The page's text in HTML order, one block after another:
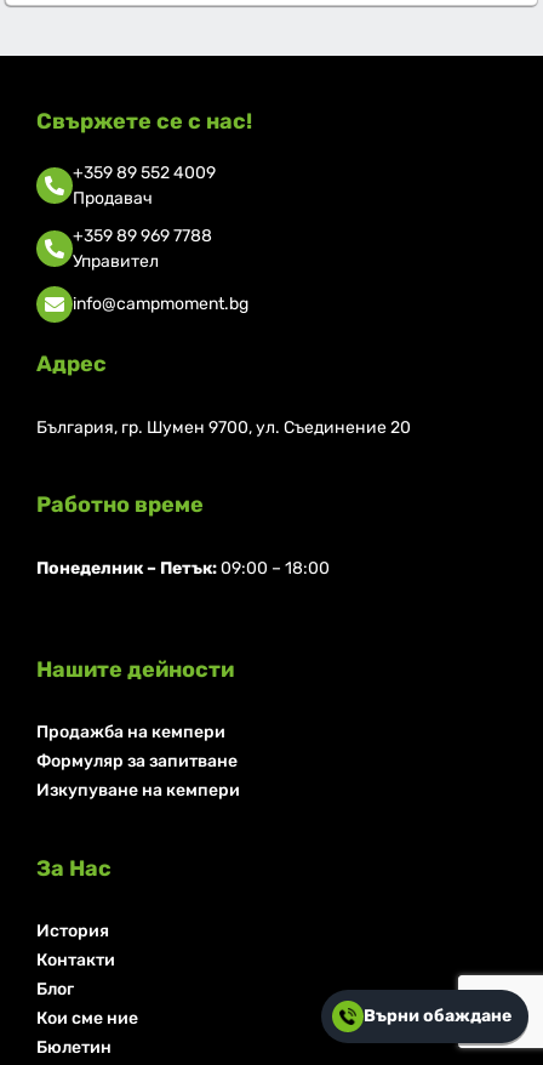
Върни обаждане
Свържете се с нас!
+359 89 552 4009
Продавач
+359 89 969 7788
Управител
info@campmoment.bg
Адрес
България, гр. Шумен 9700, ул. Съединение 20
Работно време
Понеделник ⁠– Петък:09:00 – 18:00
Нашите дейности
Продажба на кемпери
Формуляр за запитване
Изкупуване на кемпери
За Нас
История
Контакти
Блог
Кои сме ние
Бюлетин